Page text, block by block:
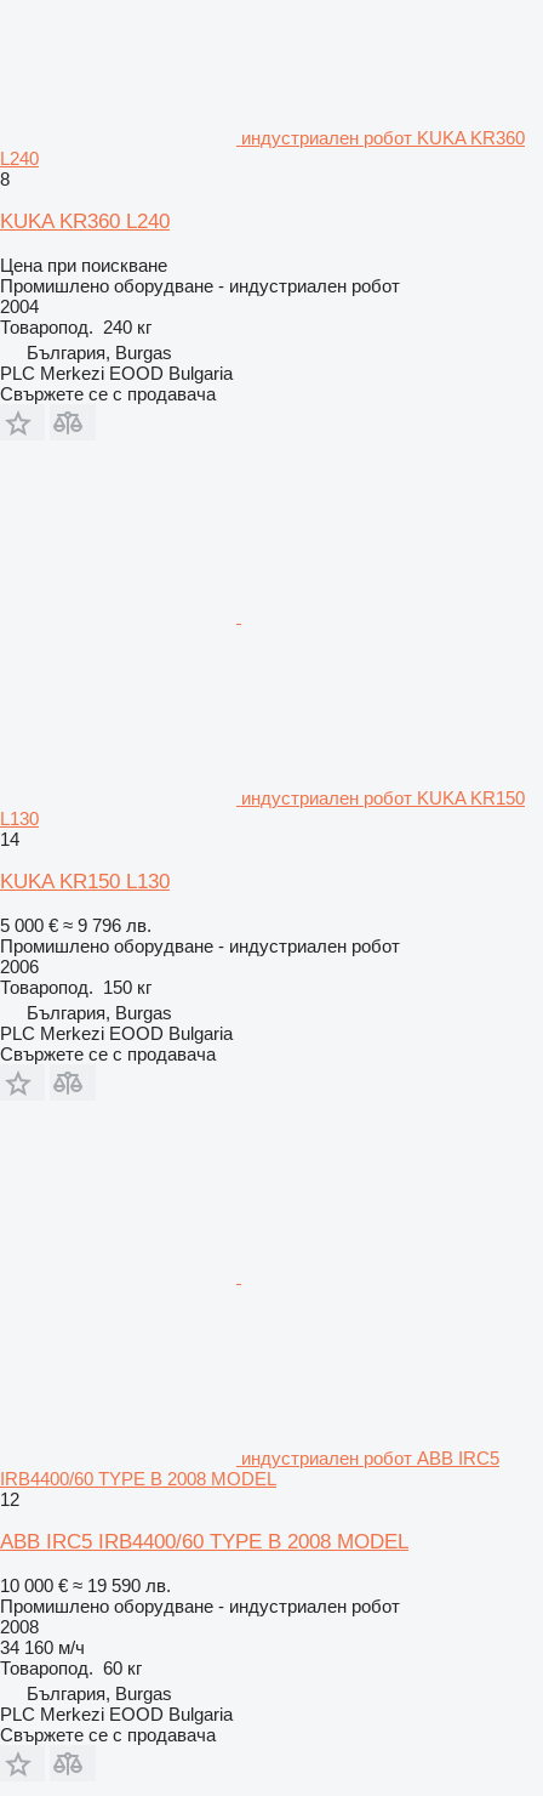
индустриален робот KUKA KR360
L240
8
KUKA KR360 L240
Цена при поискване
Промишлено оборудване - индустриален робот
2004
Товаропод. 240 кг
България, Burgas
PLC Merkezi EOOD Bulgaria
Свържете се с продавача
индустриален робот KUKA KR150
L130
14
KUKA KR150 L130
5 000 € ≈ 9 796 лв.
Промишлено оборудване - индустриален робот
2006
Товаропод. 150 кг
България, Burgas
PLC Merkezi EOOD Bulgaria
Свържете се с продавача
индустриален робот ABB IRC5
IRB4400/60 TYPE B 2008 MODEL
12
ABB IRC5 IRB4400/60 TYPE B 2008 MODEL
10 000 € ≈ 19 590 лв.
Промишлено оборудване - индустриален робот
2008
34 160 м/ч
Товаропод. 60 кг
България, Burgas
PLC Merkezi EOOD Bulgaria
Свържете се с продавача